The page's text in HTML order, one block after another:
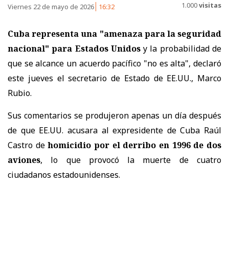
Viernes 22 de mayo de 2026 16:32 1.000visitas
Cuba representa una "amenaza para la seguridad
nacional" para Estados Unidosy la probabilidad de
que se alcance un acuerdo pacífico "no es alta", declaró
este jueves el secretario de Estado de EE.UU., Marco
Rubio.
Sus comentarios se produjeron apenas un día después
de que EE.UU. acusara al expresidente de Cuba Raúl
Castro dehomicidio por el derribo en 1996 de dos
aviones, lo que provocó la muerte de cuatro
ciudadanos estadounidenses.